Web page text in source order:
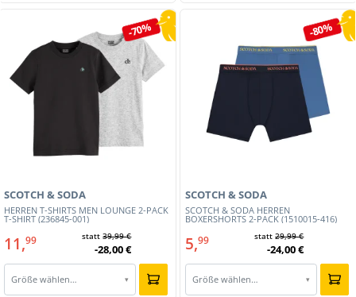
-70%
HERREN T-SHIRTS MEN LOUNGE 2-PACK
T-SHIRT (236845-001)
SCOTCH & SODA
11,99 statt39,99 €
-28,00 €
Größe wählen… ▾
-80%
SCOTCH & SODA HERREN
BOXERSHORTS 2-PACK (1510015-416)
SCOTCH & SODA
5,99 statt29,99 €
-24,00 €
Größe wählen… ▾